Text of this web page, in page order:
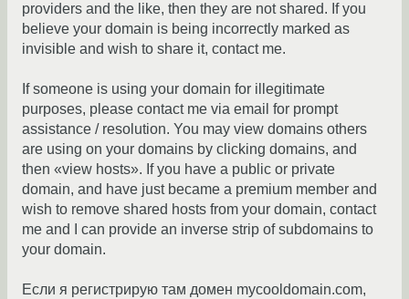
providers and the like, then they are not shared. If you
believe your domain is being incorrectly marked as
invisible and wish to share it, contact me.
If someone is using your domain for illegitimate
purposes, please contact me via email for prompt
assistance / resolution. You may view domains others
are using on your domains by clicking domains, and
then «view hosts». If you have a public or private
domain, and have just became a premium member and
wish to remove shared hosts from your domain, contact
me and I can provide an inverse strip of subdomains to
your domain.
Если я регистрирую там домен mycooldomain.com,